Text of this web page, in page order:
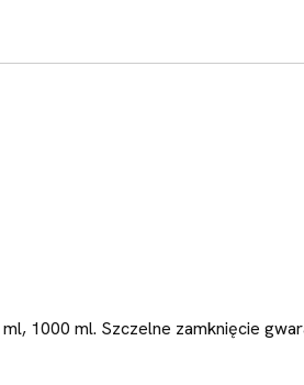
1000 ml. Szczelne zamknięcie